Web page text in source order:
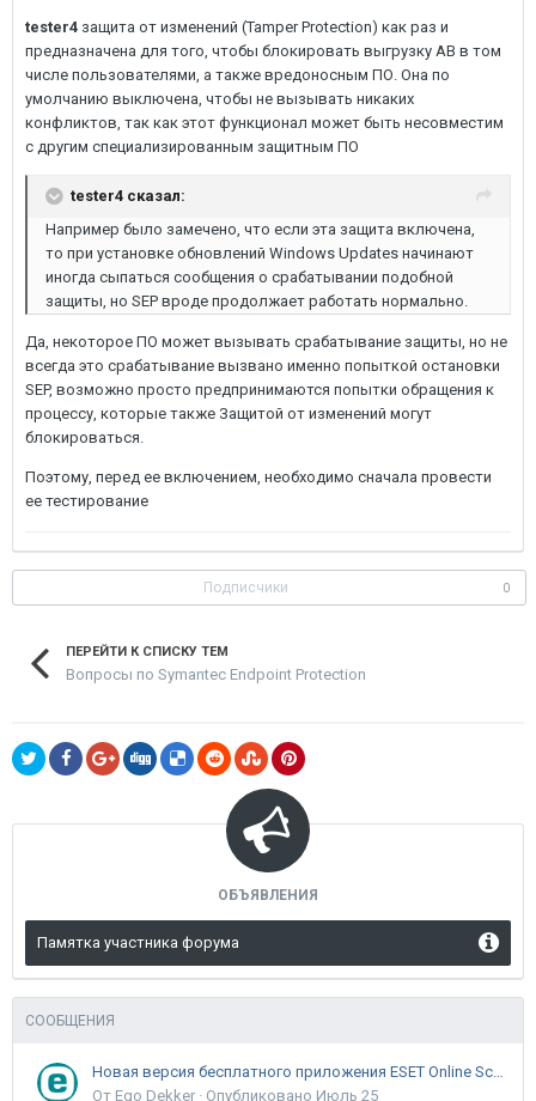
tester4 защита от изменений (Tamper Protection) как раз и
предназначена для того, чтобы блокировать выгрузку АВ в том
числе пользователями, а также вредоносным ПО. Она по
умолчанию выключена, чтобы не вызывать никаких
конфликтов, так как этот функционал может быть несовместим
с другим специализированным защитным ПО
tester4 сказал:
Например было замечено, что если эта защита включена,
то при установке обновлений Windows Updates начинают
иногда сыпаться сообщения о срабатывании подобной
защиты, но SEP вроде продолжает работать нормально.
Да, некоторое ПО может вызывать срабатывание защиты, но не
всегда это срабатывание вызвано именно попыткой остановки
SEP, возможно просто предпринимаются попытки обращения к
процессу, которые также Защитой от изменений могут
блокироваться.
Поэтому, перед ее включением, необходимо сначала провести
ее тестирование
Подписчики 0
ПЕРЕЙТИ К СПИСКУ ТЕМ
Вопросы по Symantec Endpoint Protection
ОБЪЯВЛЕНИЯ
Памятка участника форума
СООБЩЕНИЯ
Новая версия бесплатного приложения ESET Online Scanner доступна пользователям
От Ego Dekker · Опубликовано Июль 25